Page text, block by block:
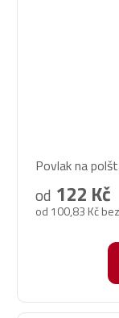
Povlak na
od 100,83 Kč
od 122 Kč